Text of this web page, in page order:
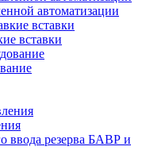
автоматизации
вставки